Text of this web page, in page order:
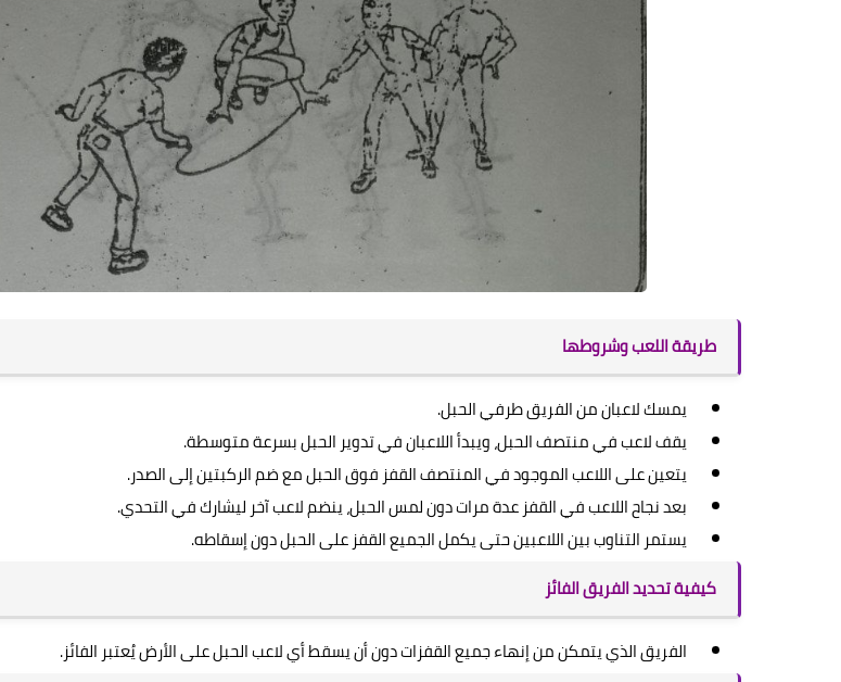
طريقة اللعب وشروطها
يمسك لاعبان من الفريق طرفي الحبل.
يقف لاعب في منتصف الحبل، ويبدأ اللاعبان في تدوير الحبل بسرعة متوسطة.
يتعين على اللاعب الموجود في المنتصف القفز فوق الحبل مع ضم الركبتين إلى الصدر.
بعد نجاح اللاعب في القفز عدة مرات دون لمس الحبل، ينضم لاعب آخر ليشارك في التحدي.
يستمر التناوب بين اللاعبين حتى يكمل الجميع القفز على الحبل دون إسقاطه.
كيفية تحديد الفريق الفائز
الفريق الذي يتمكن من إنهاء جميع القفزات دون أن يسقط أي لاعب الحبل على الأرض يُعتبر الفائز.